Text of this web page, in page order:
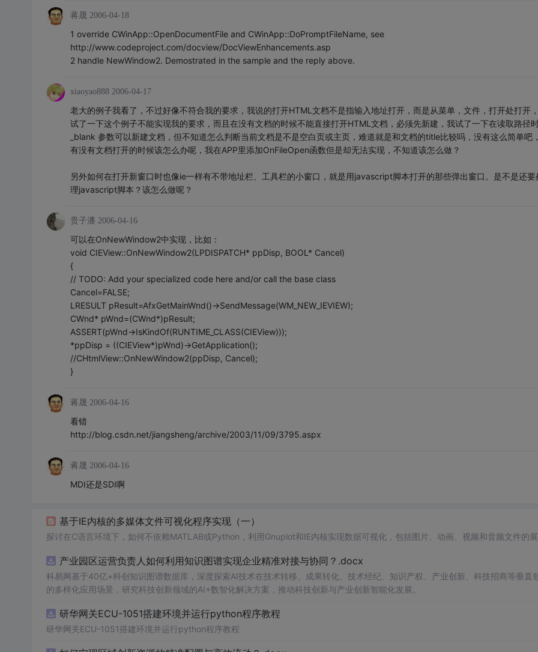
蒋晟 2006-04-18
1 override CWinApp::OpenDocumentFile and CWinApp::DoPromptFileName, see
http://www.codeproject.com/docview/DocViewEnhancements.asp
2 handle NewWindow2. Demostrated in the sample and the reply above.
xiaoyao888 2006-04-17
老大的例子我看了，不过好像不符合我的要求，我说的打开HTML文档不是指输入地址打开，而是从菜单，文件，打开处打开
试了一下这个例子不能实现我的要求，而且在没有文档的时候不能直接打开HTML文档，必须先新建，我试了一下在读取路径
_blank 参数可以新建文档，但不知道怎么判断当前文档是不是空白页或主页，难道就是和文档的title比较吗，没有这么简单吧
有没有文档打开的时候该怎么办呢，我在APP里添加OnFileOpen函数但是却无法实现，不知道该怎么做？
另外如何在打开新窗口时也像ie一样有不带地址栏、工具栏的小窗口，就是用javascript脚本打开的那些弹出窗口。是不是还要
理javascript脚本？该怎么做呢？
贵子潘 2006-04-16
可以在OnNewWindow2中实现，比如：
void CIEView::OnNewWindow2(LPDISPATCH* ppDisp, BOOL* Cancel)
{
// TODO: Add your specialized code here and/or call the base class
Cancel=FALSE;
LRESULT pResult=AfxGetMainWnd()->SendMessage(WM_NEW_IEVIEW);
CWnd* pWnd=(CWnd*)pResult;
ASSERT(pWnd->IsKindOf(RUNTIME_CLASS(CIEView)));
*ppDisp = ((CIEView*)pWnd)->GetApplication();
//CHtmlView::OnNewWindow2(ppDisp, Cancel);
}
蒋晟 2006-04-16
看错
http://blog.csdn.net/jiangsheng/archive/2003/11/09/3795.aspx
蒋晟 2006-04-16
MDI还是SDI啊
基于IE内核的多媒体文件可视化程序实现（一）
探讨在C语言环境下，如何不依赖MATLAB或Python，利用Gnuplot和IE内核实现数据可视化，包括图片、动画、视频和音频文件的
产业园区运营负责人如何利用知识图谱实现企业精准对接与协同？.docx
科易网基于40亿+科创知识图谱数据库，深度探索AI技术在技术转移、成果转化、技术经纪、知识产权、产业创新、科技招商等垂直
的多样化应用场景，研究科技创新领域的AI+数智化解决方案，推动科技创新与产业创新智能化发展。
研华网关ECU-1051搭建环境并运行python程序教程
研华网关ECU-1051搭建环境并运行python程序教程